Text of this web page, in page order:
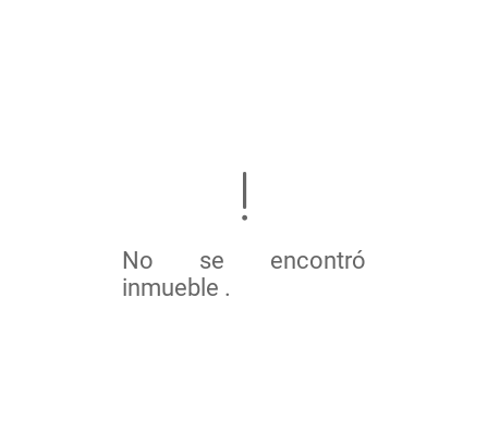
No se encontró
inmueble .